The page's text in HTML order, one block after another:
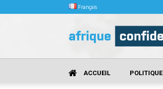
Français
Confidentielle
ACCUEIL POLITIQUE